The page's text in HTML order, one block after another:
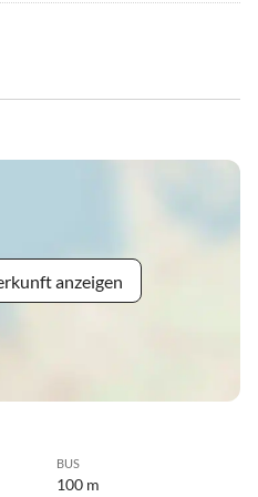
anzeigen
BUS
100 m